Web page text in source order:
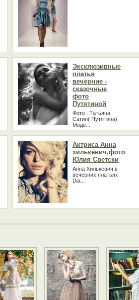
Эксклюзивные
платья
вечерние -
сказочные
фото
Путятиной
Фото : Татьяна
Сатин( Путятина)
Моде...
Актриса Анна
хилькевич,фото
Юлия Светски
Анна Хилькевич в
вечерних платьях
Dia...